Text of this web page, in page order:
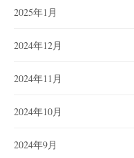
2025年1月
2024年12月
2024年11月
2024年10月
2024年9月